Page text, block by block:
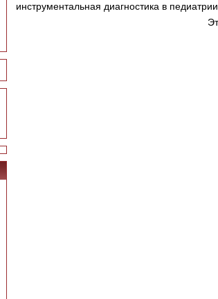
инструментальная диагностика в педиатрии.